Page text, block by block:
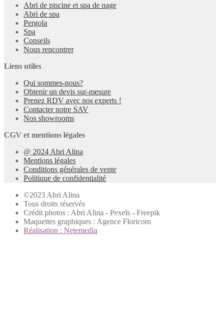
Abri de piscine et spa de nage
Abri de spa
Pergola
Spa
Conseils
Nous rencontrer
Liens utiles
Qui sommes-nous?
Obtenir un devis sur-mesure
Prenez RDV avec nos experts !
Contacter notre SAV
Nos showrooms
CGV et mentions légales
@ 2024 Abri Alina
Mentions légales
Conditions générales de vente
Politique de confidentialité
©2023 Abri Alina
Tous droits réservés
Crédit photos : Abri Alina - Pexels - Freepik
Maquettes graphiques : Agence Floricom
Réalisation : Netemedia